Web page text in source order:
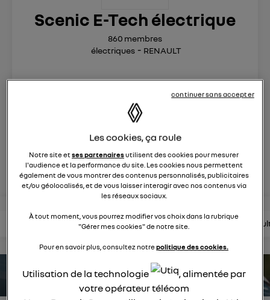
Scenic E-Tech électrique
électriques RENAULT
860 membres
On a réinventé la voiture à vivre, conçue pour le bien-être
et le confort de toute la famille.
posez une question
rejoignez
lire les articles consultez la brochure
estimez votre autonomie
Les cookies, ça roule
Notre site etses partenairesutilisent des cookies pour mesurer
l'audience et la performance du site. Les cookies nous permettent
également de vous montrer des contenus personnalisés, publicitaires
et/ou géolocalisés, et de vous laisser interagir avec nos contenus via
les réseaux sociaux.
À tout moment, vous pourrez modifier vos choix dans la rubrique
"Gérer mes cookies" de notre site.
Pour en savoir plus, consultez notrepolitique des cookies.
Utilisation de la technologie
, alimentée par
votre opérateur télécom
continuer sans accepter